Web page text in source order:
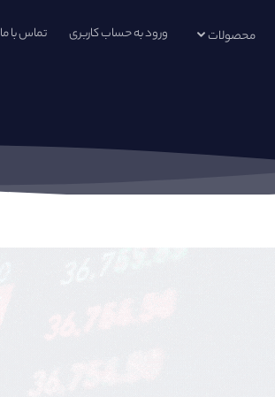
محصولات ورود به حساب کاربری تماس با ما